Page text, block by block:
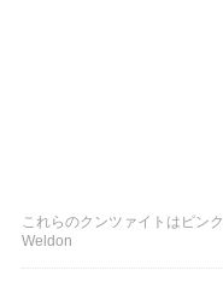
これらのクンツァイトはピン
Weldon